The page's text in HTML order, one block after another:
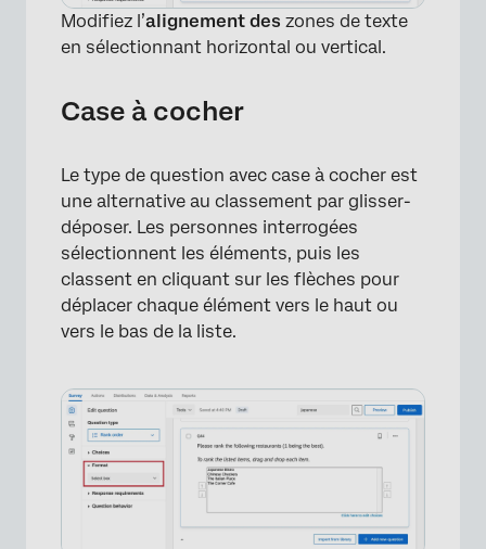
×
×
Modifiez l’alignement des zones de texte
en sélectionnant horizontal ou vertical.
Case à cocher
Le type de question avec case à cocher est
une alternative au classement par glisser-
déposer. Les personnes interrogées
sélectionnent les éléments, puis les
classent en cliquant sur les flèches pour
déplacer chaque élément vers le haut ou
vers le bas de la liste.